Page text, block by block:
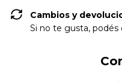
Cambios y
Si no te gusta,